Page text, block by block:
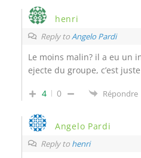
henri
Reply toAngelo Pardi
Le moins malin? il a eu un
ejecte du groupe, c’est
4 0 Répondre
Angelo Pardi
Reply to henri